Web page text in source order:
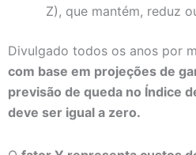
Z), que mantém, reduz
Divulgado todos os anos por
com base em projeções de
previsão de queda no Índice
deve ser igual a zero.